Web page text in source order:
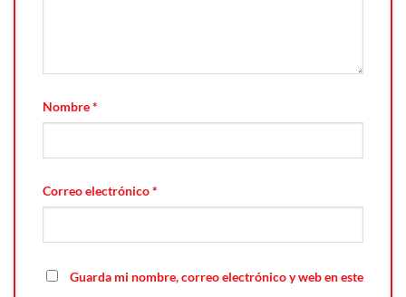
Nombre*
Correo electrónico*
Guarda mi nombre, correo electrónico y web en este